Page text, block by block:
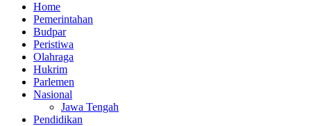
Home
Pemerintahan
Budpar
Peristiwa
Olahraga
Hukrim
Parlemen
Nasional
Jawa Tengah
Pendidikan